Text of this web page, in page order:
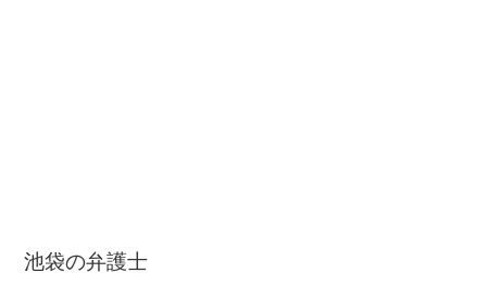
池袋の弁護士